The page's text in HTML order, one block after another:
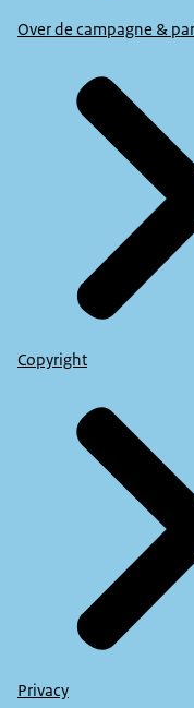
Over de campagne &
Copyright
Privacy